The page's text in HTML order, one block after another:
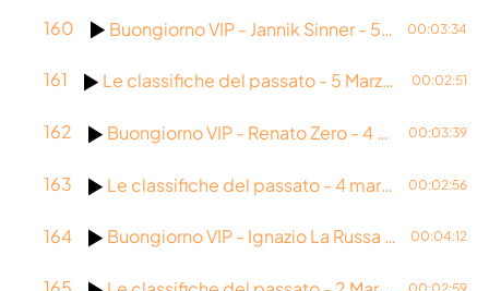
160 Buongiorno VIP - Jannik Sinner - 5 Gennaio 2026 00:03:34
161 Le classifiche del passato - 5 Marzo 2026 00:02:51
162 Buongiorno VIP - Renato Zero - 4 Marzo 2026 00:03:39
163 Le classifiche del passato - 4 marzo 2026 00:02:56
164 Buongiorno VIP - Ignazio La Russa - 3 Marzo 2026 00:04:12